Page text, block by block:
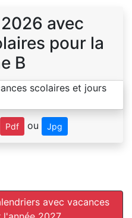
avec
pour la
B
Pdf ou Jpg
avec vacances